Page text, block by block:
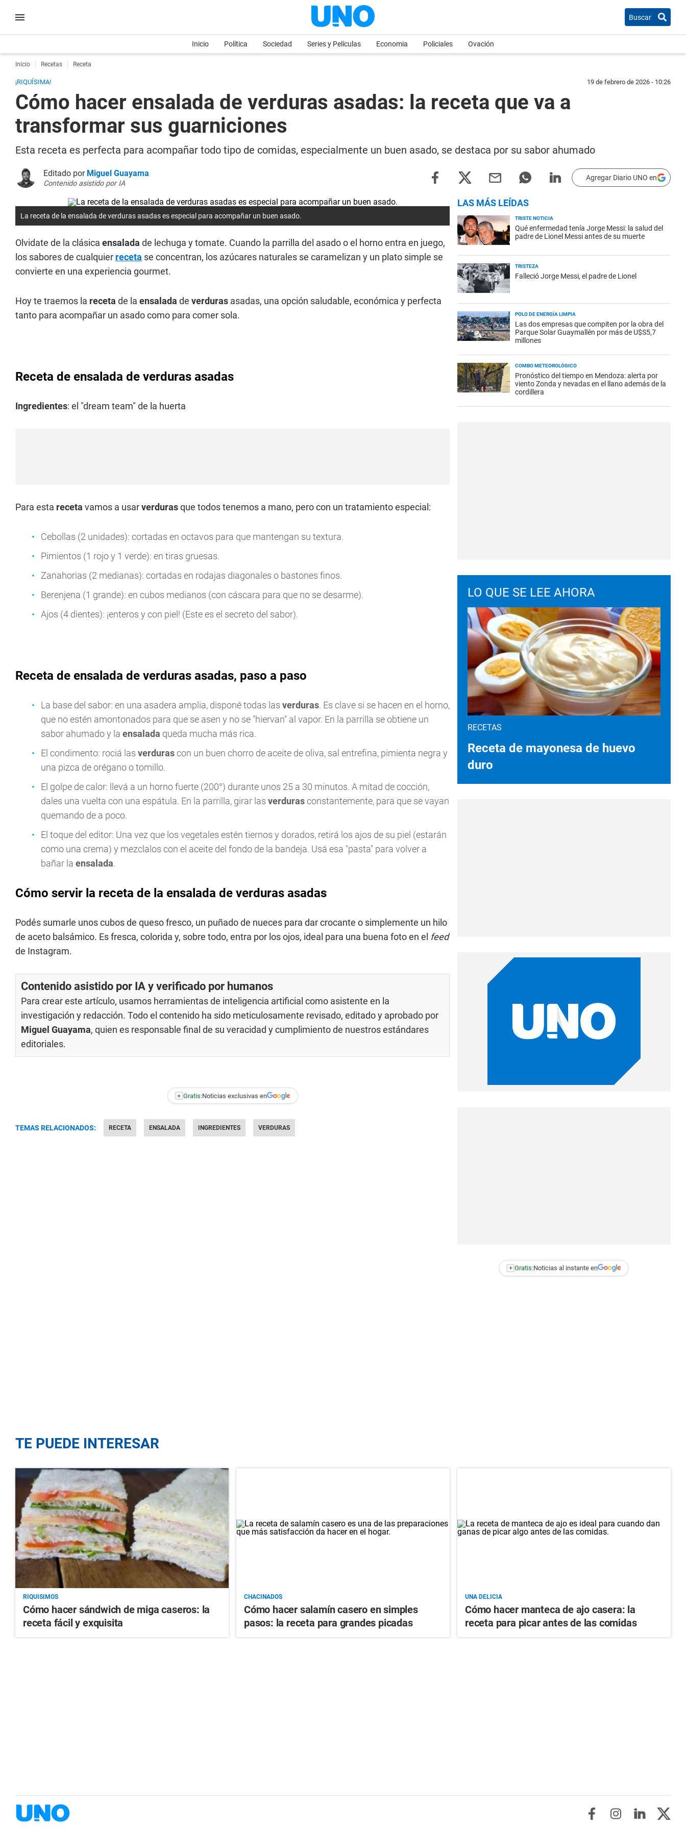
Buscar
Inicio Política Sociedad Series y Películas Economia Policiales Ovación
Inicio Recetas Receta
¡RIQUÍSIMA! 19 de febrero de 2026 - 10:26
Cómo hacer ensalada de verduras asadas: la receta que va a
transformar sus guarniciones
Esta receta es perfecta para acompañar todo tipo de comidas, especialmente un buen asado, se destaca por su sabor ahumado
Editado por Miguel Guayama
Contenido asistido por IA
Agregar Diario UNO en
La receta de la ensalada de verduras asadas es especial para acompañar un buen asado.
Olvidate de la clásica ensalada de lechuga y tomate. Cuando la parrilla del asado o el horno entra en juego,
los sabores de cualquier receta se concentran, los azúcares naturales se caramelizan y un plato simple se
convierte en una experiencia gourmet.
Hoy te traemos la receta de la ensalada de verduras asadas, una opción saludable, económica y perfecta
tanto para acompañar un asado como para comer sola.
Receta de ensalada de verduras asadas
Ingredientes: el "dream team" de la huerta
Para esta receta vamos a usarverdurasque todos tenemos a mano, pero con un tratamiento especial:
Cebollas (2 unidades): cortadas en octavos para que mantengan su textura.
Pimientos (1 rojo y 1 verde): en tiras gruesas.
Zanahorias (2 medianas): cortadas en rodajas diagonales o bastones finos.
Berenjena (1 grande): en cubos medianos (con cáscara para que no se desarme).
Ajos (4 dientes): ¡enteros y con piel! (Este es el secreto del sabor).
Receta de ensalada de verduras asadas, paso a paso
La base del sabor: en una asadera amplia, disponé todas las verduras. Es clave si se hacen en el horno,
que no estén amontonados para que se asen y no se "hiervan" al vapor. En la parrilla se obtiene un
sabor ahumado y la ensalada queda mucha más rica.
El condimento: rociá las verdurascon un buen chorro de aceite de oliva, sal entrefina, pimienta negra y
una pizca de orégano o tomillo.
El golpe de calor: llevá a un horno fuerte (200°) durante unos 25 a 30 minutos. A mitad de cocción,
dales una vuelta con una espátula. En la parrilla, girar las verdurasconstantemente, para que se vayan
quemando de a poco.
El toque del editor: Una vez que los vegetales estén tiernos y dorados, retirá los ajos de su piel (estarán
como una crema) y mezclalos con el aceite del fondo de la bandeja. Usá esa "pasta" para volver a
bañar la ensalada.
Cómo servir la receta de la ensalada de verduras asadas
Podés sumarle unos cubos de queso fresco, un puñado de nueces para dar crocante o simplemente un hilo
de aceto balsámico. Es fresca, colorida y, sobre todo, entra por los ojos, ideal para una buena foto en el feed
de Instagram.
Contenido asistido por IA y verificado por humanos
Para crear este artículo, usamos herramientas de inteligencia artificial como asistente en la
investigación y redacción. Todo el contenido ha sido meticulosamente revisado, editado y aprobado por
Miguel Guayama, quien es responsable final de su veracidad y cumplimiento de nuestrosestándares
editoriales.
+ Gratis:Noticias exclusivas en
TEMAS RELACIONADOS: RECETA ENSALADA INGREDIENTES VERDURAS
LAS MÁS LEÍDAS
TRISTE NOTICIA
Qué enfermedad tenía Jorge Messi: la salud del
padre de Lionel Messi antes de su muerte
TRISTEZA
Falleció Jorge Messi, el padre de Lionel
POLO DE ENERGÍA LIMPIA
Las dos empresas que compiten por la obra del
Parque Solar Guaymallén por más de U$S5,7
millones
COMBO METEOROLÓGICO
Pronóstico del tiempo en Mendoza: alerta por
viento Zonda y nevadas en el llano además de la
cordillera
LO QUE SE LEE AHORA
RECETAS
Receta de mayonesa de huevo
duro
+ Gratis:Noticias al instante en
TE PUEDE INTERESAR
RIQUISIMOS
Cómo hacer sándwich de miga caseros: la
receta fácil y exquisita
CHACINADOS
Cómo hacer salamín casero en simples
pasos: la receta para grandes picadas
UNA DELICIA
Cómo hacer manteca de ajo casera: la
receta para picar antes de las comidas